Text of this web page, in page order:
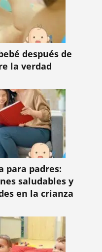
después de
la verdad
para padres:
saludables y
en la crianza